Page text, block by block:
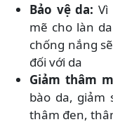
Bảo vệ da:Vì
mẽ cho làn
chống nắng
đối với da
Giảm thâm
bào da, giảm
thâm đen,